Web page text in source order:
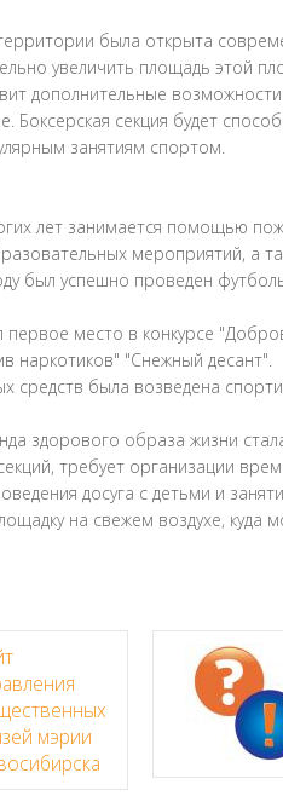
была открыта
увеличить площадь этой
дополнительные
секция будет
занятиям спортом.
лет занимается помощью
мероприятий, а
был успешно проведен
первое место в конкурсе
наркотиков" "Снежный десант".
средств была возведена
здорового образа жизни
требует организации
досуга с детьми и
на свежем воздухе, куда
мэрии